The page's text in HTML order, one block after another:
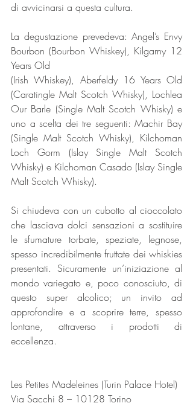
di avvicinarsi a questa cultura.
La degustazione prevedeva: Angel’s Envy
Bourbon (Bourbon Whiskey), Kilgarny 12
Years Old
(Irish Whiskey), Aberfeldy 16 Years Old
(Caratingle Malt Scotch Whisky), Lochlea
Our Barle (Single Malt Scotch Whisky) e
uno a scelta dei tre seguenti: Machir Bay
(Single Malt Scotch Whisky), Kilchoman
Loch Gorm (Islay Single Malt Scotch
Whisky) e Kilchoman Casado (Islay Single
Malt Scotch Whisky).
Si chiudeva con un cubotto al cioccolato
che lasciava dolci sensazioni a sostituire
le sfumature torbate, speziate, legnose,
spesso incredibilmente fruttate dei whiskies
presentati. Sicuramente un’iniziazione al
mondo variegato e, poco conosciuto, di
questo super alcolico; un invito ad
approfondire e a scoprire terre, spesso
lontane, attraverso i prodotti di
eccellenza.
Les Petites Madeleines (Turin Palace Hotel)
Via Sacchi 8 – 10128 Torino